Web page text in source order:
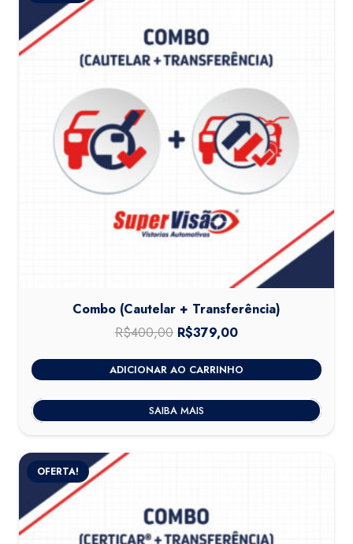
Combo (Cautelar + Transferência)
R$400,00 O
preço
original
era:
R$400,00.
R$379,00
preço
atual
é:
R$379,00.
ADICIONAR AO CARRINHO
SAIBA MAIS
OFERTA!